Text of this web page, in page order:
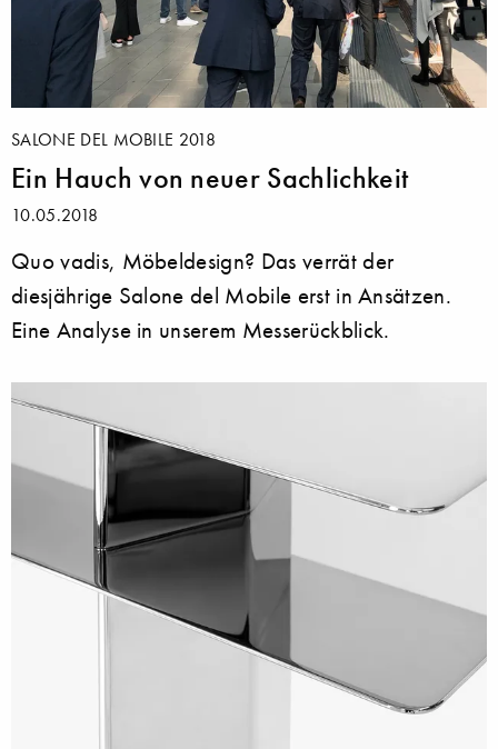
SALONE DEL MOBILE 2018
Ein Hauch von neuer Sachlichkeit
10.05.2018
Quo vadis, Möbeldesign? Das verrät der
diesjährige Salone del Mobile erst in Ansätzen.
Eine Analyse in unserem Messerückblick.